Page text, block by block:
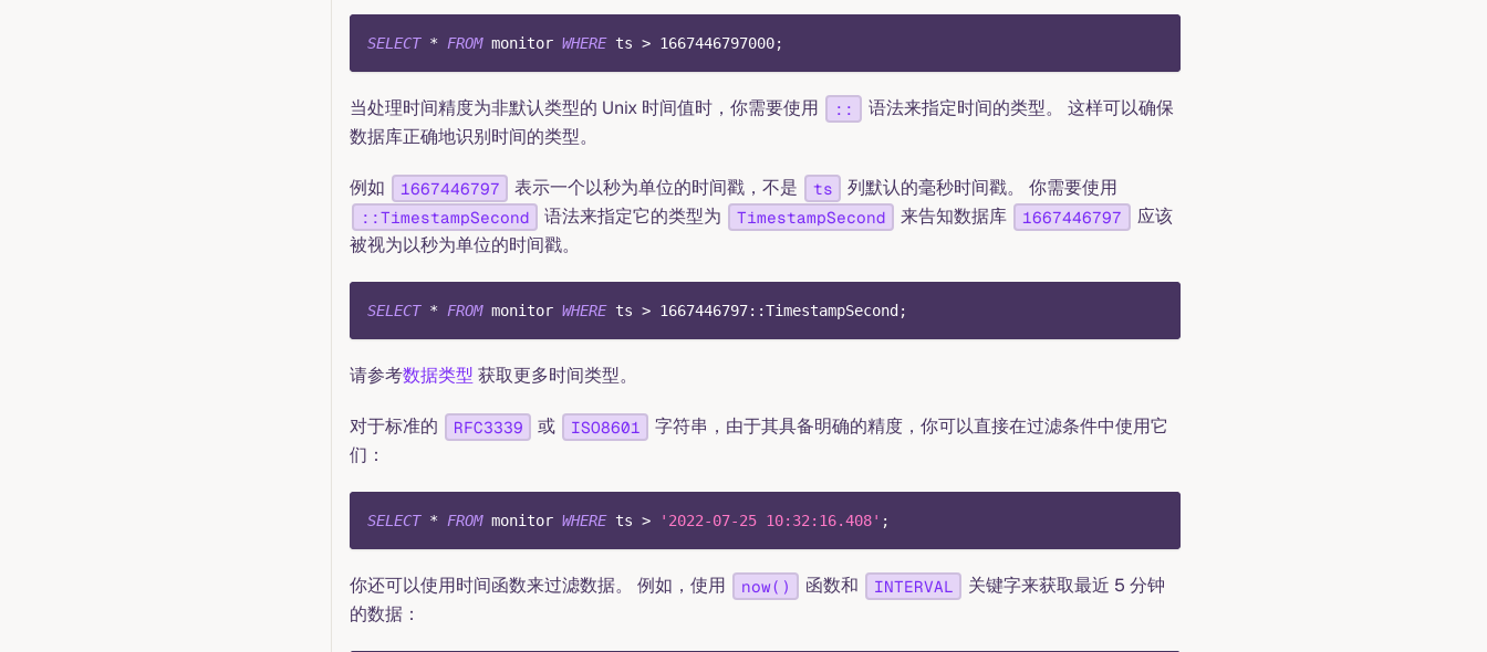
SELECT * FROM monitor WHERE ts > 1667446797000;
当处理时间精度为非默认类型的 Unix 时间值时，你需要使用 ::
语法来指定时间的类型。 这样可以确保
数据库正确地识别时间的类型。
例如 1667446797 表示一个以秒为单位的时间戳，不是 ts 列默认的毫秒时间戳。 你需要使用
::TimestampSecond 语法来指定它的类型为 TimestampSecond 来告知数据库 1667446797
应该
被视为以秒为单位的时间戳。
SELECT * FROM monitor WHERE ts > 1667446797::TimestampSecond ;
请参考数据类型 获取更多时间类型。
对于标准的 RFC3339 或 ISO8601
字符串，由于其具备明确的精度，你可以直接在过滤条件中使用它
们：
SELECT * FROM monitor WHERE ts > '2022-07-25 10:32:16.408' ;
你还可以使用时间函数来过滤数据。 例如，使用 now() 函数和 INTERVAL
关键字来获取最近 5 分钟
的数据：